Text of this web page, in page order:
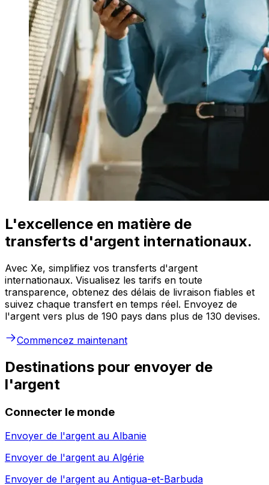
L'excellence en matière de
transferts d'argent internationaux.
Avec Xe, simplifiez vos transferts d'argent
internationaux. Visualisez les tarifs en toute
transparence, obtenez des délais de livraison fiables et
suivez chaque transfert en temps réel. Envoyez de
l'argent vers plus de 190 pays dans plus de 130 devises.
Commencez maintenant
Destinations pour envoyer de
l'argent
Connecter le monde
Envoyer de l'argent au Albanie
Envoyer de l'argent au Algérie
Envoyer de l'argent au Antigua-et-Barbuda